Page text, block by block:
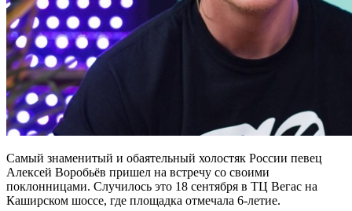
Самый знаменитый и обаятельный холостяк России певец
Алексей Воробьёв пришел на встречу со своими
поклонницами. Случилось это 18 сентября в ТЦ Вегас на
Каширском шоссе, где площадка отмечала 6-летие.